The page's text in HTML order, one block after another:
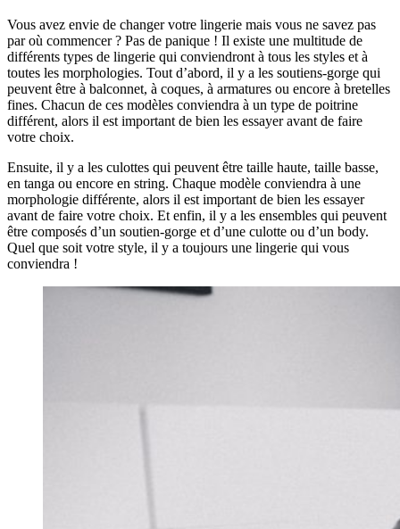
Vous avez envie de changer votre lingerie mais vous ne savez pas
par où commencer ? Pas de panique ! Il existe une multitude de
différents types de lingerie qui conviendront à tous les styles et à
toutes les morphologies. Tout d’abord, il y a les soutiens-gorge qui
peuvent être à balconnet, à coques, à armatures ou encore à bretelles
fines. Chacun de ces modèles conviendra à un type de poitrine
différent, alors il est important de bien les essayer avant de faire
votre choix.
Ensuite, il y a les culottes qui peuvent être taille haute, taille basse,
en tanga ou encore en string. Chaque modèle conviendra à une
morphologie différente, alors il est important de bien les essayer
avant de faire votre choix. Et enfin, il y a les ensembles qui peuvent
être composés d’un soutien-gorge et d’une culotte ou d’un body.
Quel que soit votre style, il y a toujours une lingerie qui vous
conviendra !